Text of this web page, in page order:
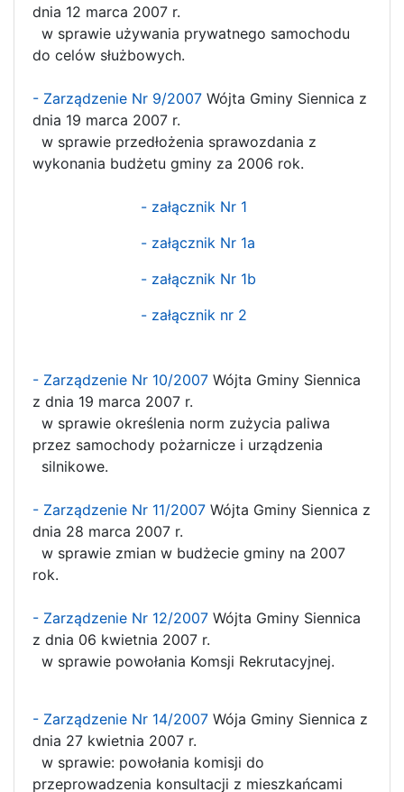
dnia 12 marca 2007 r.
w sprawie używania prywatnego samochodu
do celów służbowych.
- Zarządzenie Nr 9/2007 Wójta Gminy Siennica z
dnia 19 marca 2007 r.
w sprawie przedłożenia sprawozdania z
wykonania budżetu gminy za 2006 rok.
- załącznik Nr 1
- załącznik Nr 1a
- załącznik Nr 1b
- załącznik nr 2
- Zarządzenie Nr 10/2007 Wójta Gminy Siennica
z dnia 19 marca 2007 r.
w sprawie określenia norm zużycia paliwa
przez samochody pożarnicze i urządzenia
silnikowe.
- Zarządzenie Nr 11/2007 Wójta Gminy Siennica z
dnia 28 marca 2007 r.
w sprawie zmian w budżecie gminy na 2007
rok.
- Zarządzenie Nr 12/2007 Wójta Gminy Siennica
z dnia 06 kwietnia 2007 r.
w sprawie powołania Komsji Rekrutacyjnej.
- Zarządzenie Nr 14/2007 Wója Gminy Siennica z
dnia 27 kwietnia 2007 r.
w sprawie: powołania komisji do
przeprowadzenia konsultacji z mieszkańcami